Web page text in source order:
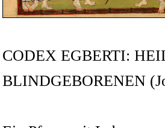
CODEX EGBERTI:
BLINDGEBORENEN